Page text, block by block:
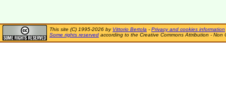
This site (C) 1995-2026 by Vittorio Bertola - Privacy and cookies information
Some rights reserved according to the Creative Commons Attribution - Non